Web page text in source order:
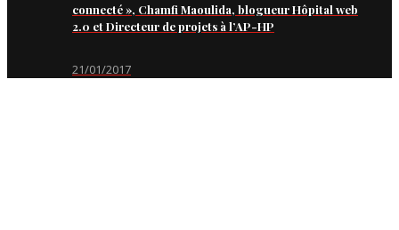
connecté », Chamfi Maoulida, blogueur Hôpital web
2.0 et Directeur de projets à l’AP-HP
21/01/2017